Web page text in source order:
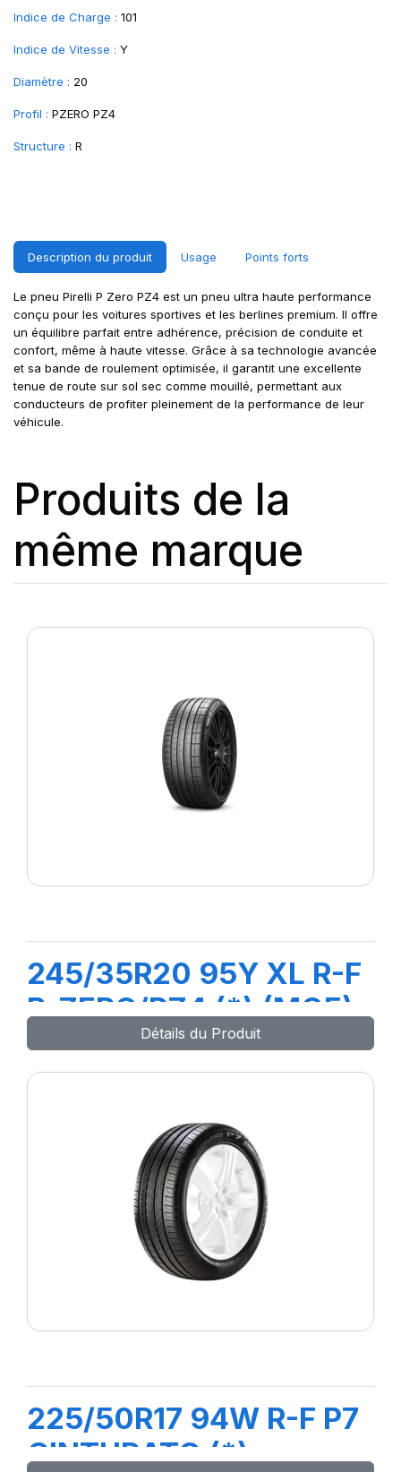
Indice de Charge : 101
Indice de Vitesse : Y
Diamètre : 20
Profil : PZERO PZ4
Structure : R
Description du produit Usage Points forts
Le pneu Pirelli P Zero PZ4 est un pneu ultra haute performance
conçu pour les voitures sportives et les berlines premium. Il offre
un équilibre parfait entre adhérence, précision de conduite et
confort, même à haute vitesse. Grâce à sa technologie avancée
et sa bande de roulement optimisée, il garantit une excellente
tenue de route sur sol sec comme mouillé, permettant aux
conducteurs de profiter pleinement de la performance de leur
véhicule.
Produits de la
même marque
245/35R20 95Y XL R-F
P-ZERO/PZ4 (*) (MOE)
Détails du Produit
225/50R17 94W R-F P7
CINTURATO (*)